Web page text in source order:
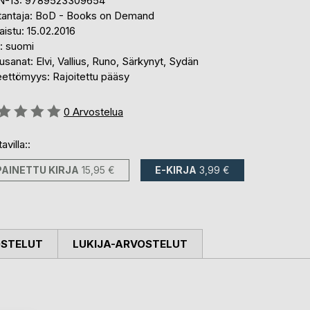
BoD - Books on Demand
15.02.2016
suomi
Elvi, Vallius, Runo, Särkynyt, Sydän
Rajoitettu pääsy
0 Arvostelua
KIRJA 15,95 € E-KIRJA 3,99 €
LUKIJA-ARVOSTELUT